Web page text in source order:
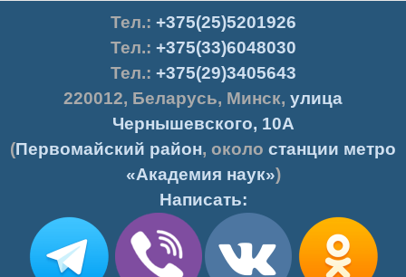
Тел.: +375(25)5201926
Тел.: +375(33)6048030
Тел.: +375(29)3405643
220012, Беларусь, Минск, улица
Чернышевского, 10А
(Первомайский район, около станции метро
«Академия наук»)
Написать: